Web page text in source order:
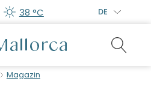
38 °C DE
Magazin